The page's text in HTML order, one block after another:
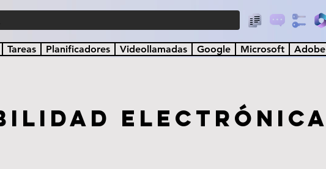
electrónica
Tareas Planificadores Videollamadas Google Microsoft Adobe